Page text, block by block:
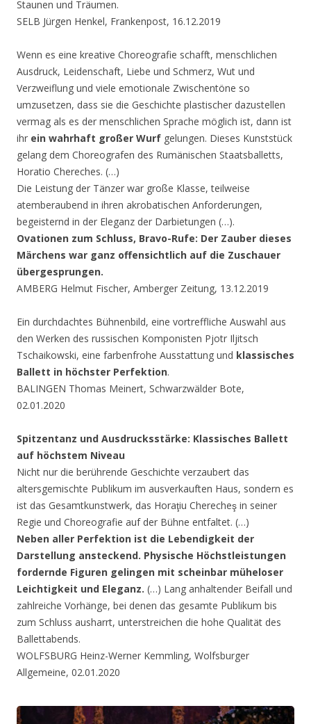
Staunen und Träumen.
SELB Jürgen Henkel, Frankenpost, 16.12.2019
Wenn es eine kreative Choreografie schafft, menschlichen
Ausdruck, Leidenschaft, Liebe und Schmerz, Wut und
Verzweiflung und viele emotionale Zwischentöne so
umzusetzen, dass sie die Geschichte plastischer dazustellen
vermag als es der menschlichen Sprache möglich ist, dann ist
ihr ein wahrhaft großer Wurf gelungen. Dieses Kunststück
gelang dem Choreografen des Rumänischen Staatsballetts,
Horatio Chereches. (…)
Die Leistung der Tänzer war große Klasse, teilweise
atemberaubend in ihren akrobatischen Anforderungen,
begeisternd in der Eleganz der Darbietungen (…).
Ovationen zum Schluss, Bravo-Rufe: Der Zauber dieses
Märchens war ganz offensichtlich auf die Zuschauer
übergesprungen.
AMBERG Helmut Fischer, Amberger Zeitung, 13.12.2019
Ein durchdachtes Bühnenbild, eine vortreffliche Auswahl aus
den Werken des russischen Komponisten Pjotr Iljitsch
Tschaikowski, eine farbenfrohe Ausstattung und klassisches
Ballett in höchster Perfektion.
BALINGEN Thomas Meinert, Schwarzwälder Bote,
02.01.2020
Spitzentanz und Ausdrucksstärke: Klassisches Ballett
auf höchstem Niveau
Nicht nur die berührende Geschichte verzaubert das
altersgemischte Publikum im ausverkauften Haus, sondern es
ist das Gesamtkunstwerk, das Horaţiu Cherecheş in seiner
Regie und Choreografie auf der Bühne entfaltet. (…)
Neben aller Perfektion ist die Lebendigkeit der
Darstellung ansteckend. Physische Höchstleistungen
fordernde Figuren gelingen mit scheinbar müheloser
Leichtigkeit und Eleganz. (…) Lang anhaltender Beifall und
zahlreiche Vorhänge, bei denen das gesamte Publikum bis
zum Schluss ausharrt, unterstreichen die hohe Qualität des
Ballettabends.
WOLFSBURG Heinz-Werner Kemmling, Wolfsburger
Allgemeine, 02.01.2020